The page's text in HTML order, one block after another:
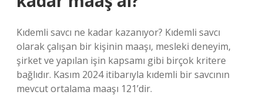
Kıdemli savcı ne kadar kazanıyor? Kıdemli savcı
olarak çalışan bir kişinin maaşı, mesleki deneyim,
şirket ve yapılan işin kapsamı gibi birçok kritere
bağlıdır. Kasım 2024 itibarıyla kıdemli bir savcının
mevcut ortalama maaşı 121’dir.